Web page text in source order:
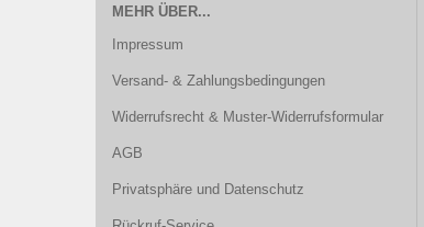
MEHR ÜBER...
Impressum
Versand- & Zahlungsbedingungen
Widerrufsrecht & Muster-Widerrufsformular
AGB
Privatsphäre und Datenschutz